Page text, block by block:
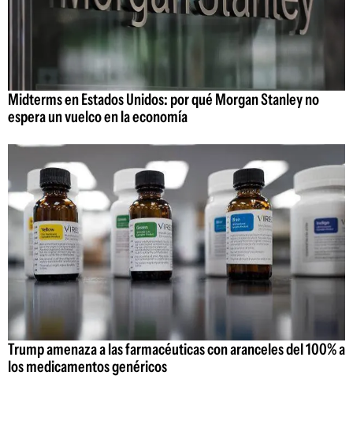
Midterms en Estados Unidos: por qué Morgan Stanley no
espera un vuelco en la economía
Trump amenaza a las farmacéuticas con aranceles del 100% a
los medicamentos genéricos